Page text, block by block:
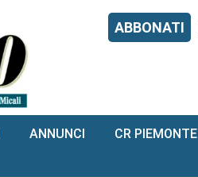
ABBONATI
ANNUNCI CR PIEMONTE